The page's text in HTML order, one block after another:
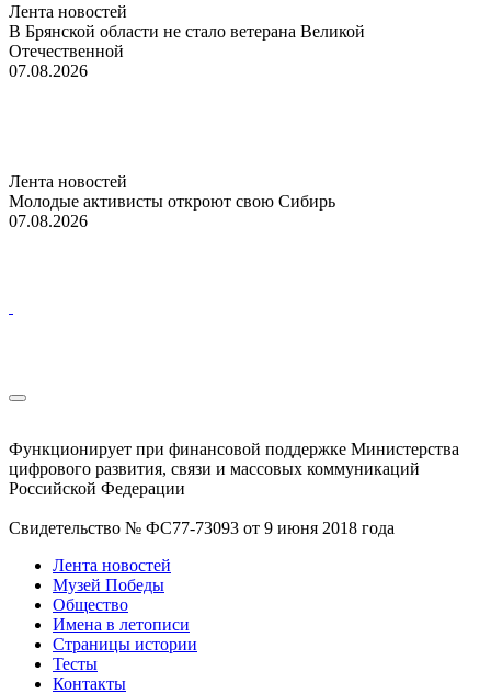
Лента новостей
В Брянской области не стало ветерана Великой
Отечественной
07.08.2026
Лента новостей
Молодые активисты откроют свою Сибирь
07.08.2026
Функционирует при финансовой поддержке Министерства
цифрового развития, связи и массовых коммуникаций
Российской Федерации
Свидетельство № ФС77-73093 от 9 июня 2018 года
Лента новостей
Музей Победы
Общество
Имена в летописи
Страницы истории
Тесты
Контакты